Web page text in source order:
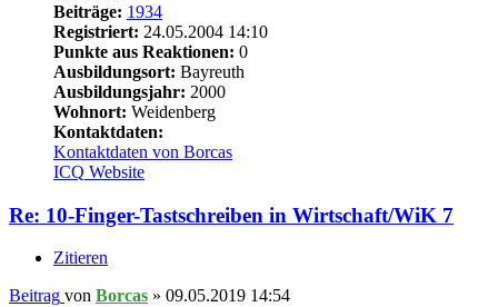
Beiträge: 1934
Registriert: 24.05.2004 14:10
Punkte aus Reaktionen: 0
Ausbildungsort: Bayreuth
Ausbildungsjahr: 2000
Wohnort: Weidenberg
Kontaktdaten:
Kontaktdaten von Borcas
ICQ Website
Re: 10-Finger-Tastschreiben in Wirtschaft/WiK 7
Zitieren
Beitrag von Borcas » 09.05.2019 14:54